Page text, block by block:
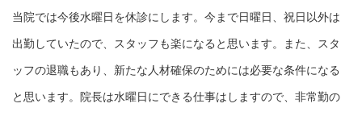
当院では今後水曜日を休診にします。今まで日曜日、祝日以外は
出勤していたので、スタッフも楽になると思います。また、スタ
ッフの退職もあり、新たな人材確保のためには必要な条件になる
と思います。院長は水曜日にできる仕事はしますので、非常勤の